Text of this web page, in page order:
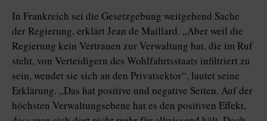
In Frankreich sei die Gesetzgebung weitgehend Sache
der Regierung, erklärt Jean de Maillard. „Aber weil die
Regierung kein Vertrauen zur Verwaltung hat, die im Ruf
steht, von Verteidigern des Wohlfahrtsstaats infiltriert zu
sein, wendet sie sich an den Privatsektor“, lautet seine
Erklärung. „Das hat positive und negative Seiten. Auf der
höchsten Verwaltungsebene hat es den positiven Effekt,